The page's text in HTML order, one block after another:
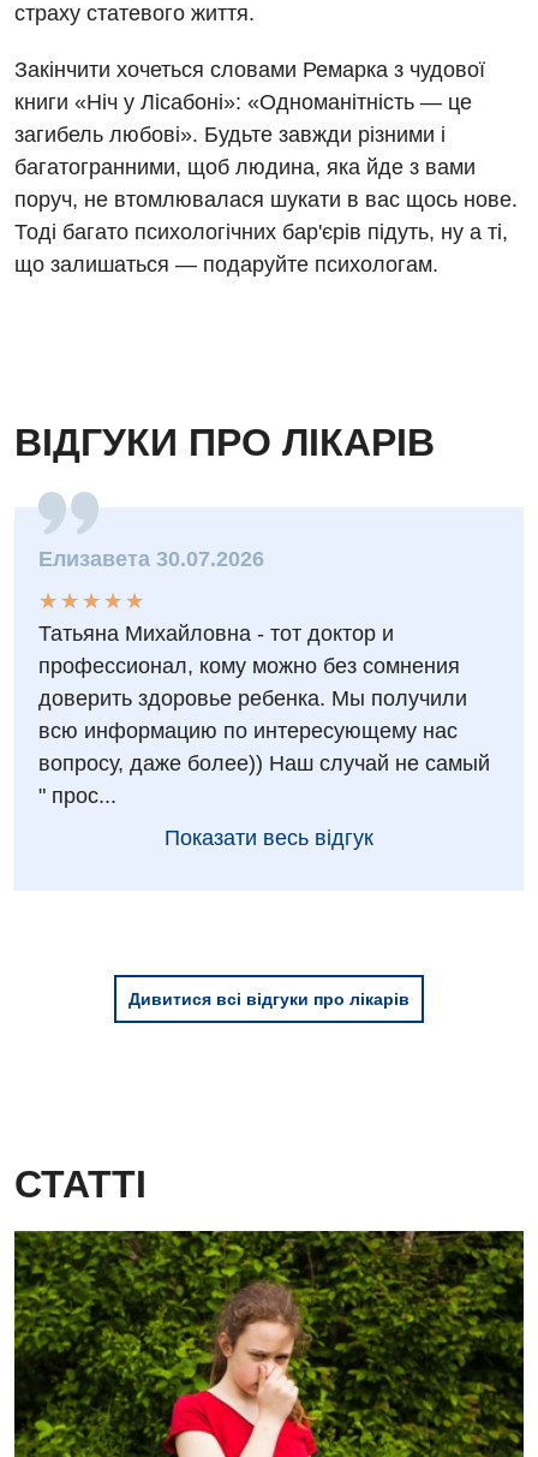
страху статевого життя.
Закінчити хочеться словами Ремарка з чудової
книги «Ніч у Лісабоні»: «Одноманітність — це
загибель любові». Будьте завжди різними і
багатогранними, щоб людина, яка йде з вами
поруч, не втомлювалася шукати в вас щось нове.
Тоді багато психологічних бар'єрів підуть, ну а ті,
що залишаться — подаруйте психологам.
ВІДГУКИ ПРО ЛІКАРІВ
Елизавета 30.07.2026
★
★
★
★
★
★ ★ ★ ★ ★
Татьяна Михайловна - тот доктор и
профессионал, кому можно без сомнения
доверить здоровье ребенка. Мы получили
всю информацию по интересующему нас
вопросу, даже более)) Наш случай не самый
" прос...
Показати весь відгук
Дивитися всі відгуки про лікарів
СТАТТІ